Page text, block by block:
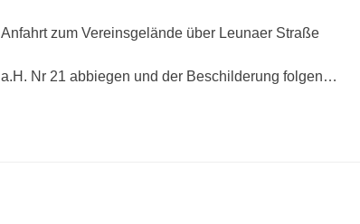
Anfahrt zum Vereinsgelände über Leunaer Straße
a.H. Nr 21 abbiegen und der Beschilderung folgen…